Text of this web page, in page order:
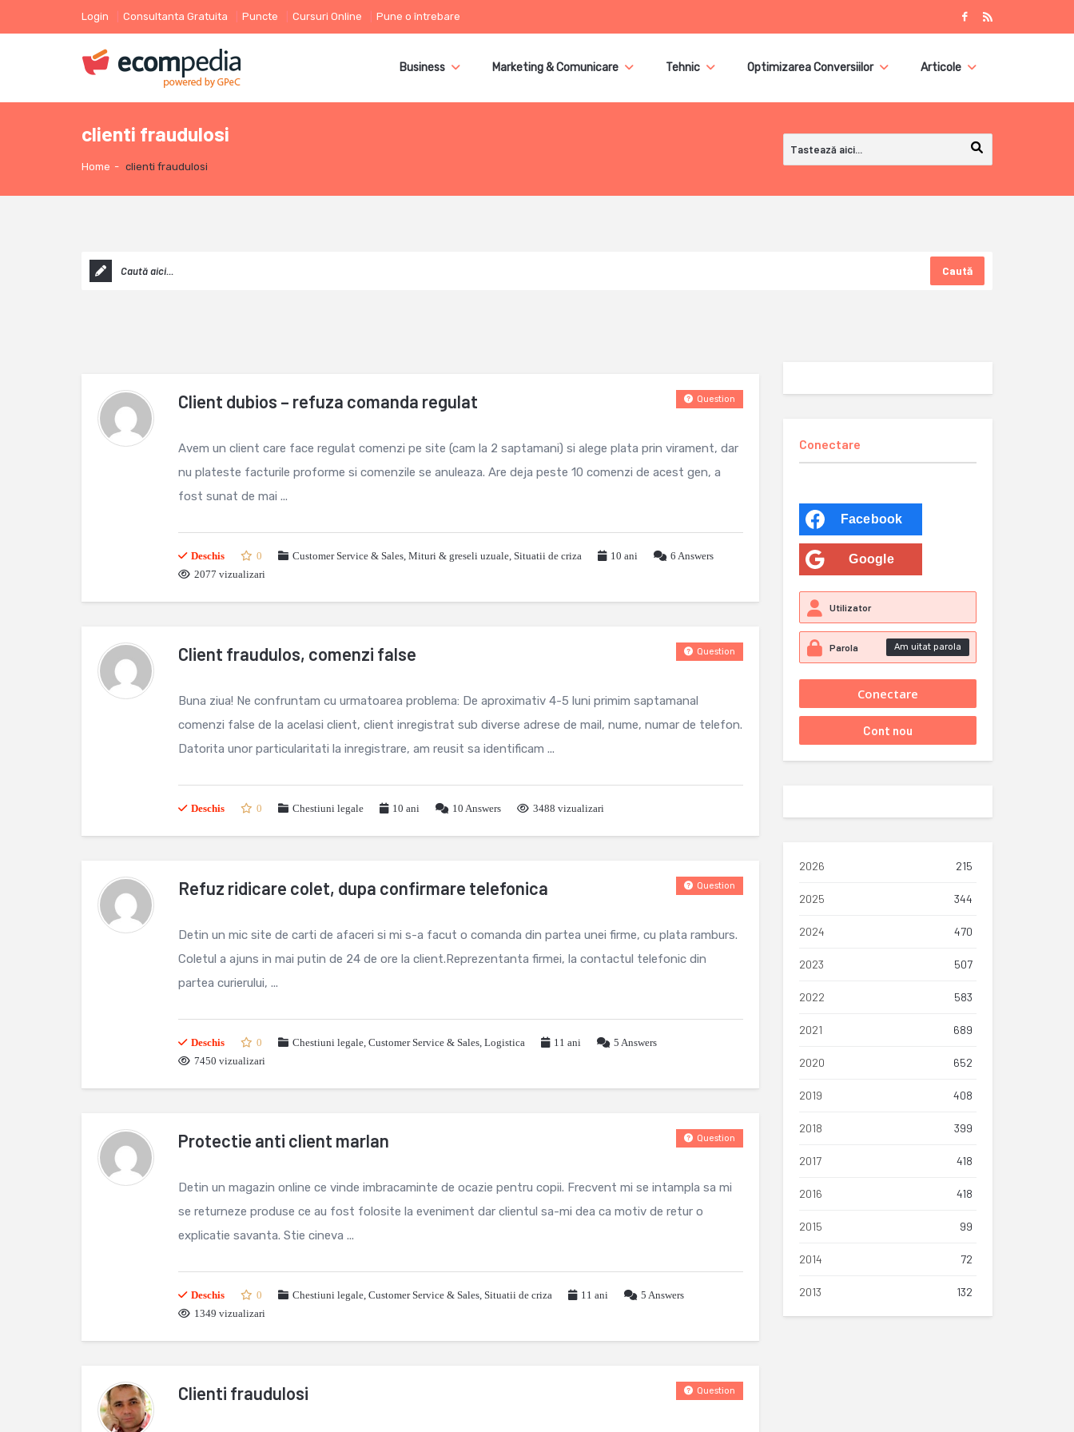
Login Consultanta Gratuita Puncte Cursuri Online Pune o întrebare
Business Marketing & Comunicare Tehnic Optimizarea Conversiilor Articole
clienti fraudulosi
Home - clienti fraudulosi
Caută
Client dubios – refuza comanda regulat Question
Avem un client care face regulat comenzi pe site (cam la 2 saptamani) si alege plata prin virament, dar
nu plateste facturile proforme si comenzile se anuleaza. Are deja peste 10 comenzi de acest gen, a
fost sunat de mai ...
Deschis 0 Customer Service & Sales, Mituri & greseli uzuale, Situatii de criza 10 ani 6 Answers
2077 vizualizari
Client fraudulos, comenzi false Question
Buna ziua! Ne confruntam cu urmatoarea problema: De aproximativ 4-5 luni primim saptamanal
comenzi false de la acelasi client, client inregistrat sub diverse adrese de mail, nume, numar de telefon.
Datorita unor particularitati la inregistrare, am reusit sa identificam ...
Deschis 0 Chestiuni legale 10 ani 10 Answers 3488 vizualizari
Refuz ridicare colet, dupa confirmare telefonica Question
Detin un mic site de carti de afaceri si mi s-a facut o comanda din partea unei firme, cu plata ramburs.
Coletul a ajuns in mai putin de 24 de ore la client.Reprezentanta firmei, la contactul telefonic din
partea curierului, ...
Deschis 0 Chestiuni legale, Customer Service & Sales, Logistica 11 ani 5 Answers
7450 vizualizari
Protectie anti client marlan Question
Detin un magazin online ce vinde imbracaminte de ocazie pentru copii. Frecvent mi se intampla sa mi
se returneze produse ce au fost folosite la eveniment dar clientul sa-mi dea ca motiv de retur o
explicatie savanta. Stie cineva ...
Deschis 0 Chestiuni legale, Customer Service & Sales, Situatii de criza 11 ani 5 Answers
1349 vizualizari
Clienti fraudulosi Question
Conectare
Facebook
Google
Am uitat parola
2026 215
2025 344
2024 470
2023 507
2022 583
2021 689
2020 652
2019 408
2018 399
2017 418
2016 418
2015 99
2014 72
2013 132